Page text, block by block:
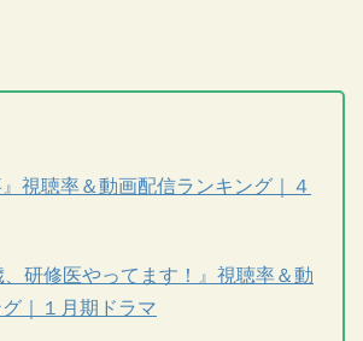
』視聴率＆動画配信ランキング｜４
、研修医やってます！』視聴率＆動
｜１月期ドラマ